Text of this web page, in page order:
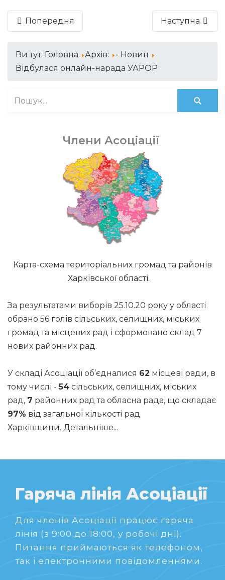
Попередня Наступна
Ви тут: Головна Архів:
- Новин
Відбулася онлайн-нарада УАРОР
Члени Асоціації
Карта-схема територіальних громад та районів
Харківської області.
За результатами виборів 25.10.20 року у області
обрано 56 голів сільських, селищних, міських
громад та місцевих рад і сформовано склад 7
нових районних рад.
У складі Асоціації об’єдналися 62 місцеві ради, в
тому числі -54 сільських, селищних, міських
рад, 7 районних рад та обласна рада, що складає
97% від загальної кількості рад
Харківщини. Детальніше...
Гаряча лінія Асоціації
Для членів Асоціації працює гаряча
лінія (з 9:00 до 18:00, у робочі дні).
Питання приймаються як телефоном,
так і електронними повідомленнями.